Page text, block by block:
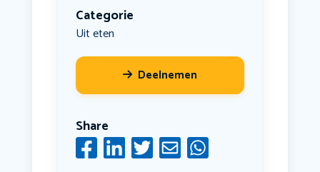
Categorie
Uit eten
Deelnemen
Share